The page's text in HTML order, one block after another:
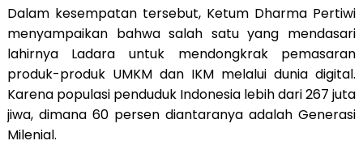
Dalam kesempatan tersebut, Ketum Dharma Pertiwi
menyampaikan bahwa salah satu yang mendasari
lahirnya Ladara untuk mendongkrak pemasaran
produk-produk UMKM dan IKM melalui dunia digital.
Karena populasi penduduk Indonesia lebih dari 267 juta
jiwa, dimana 60 persen diantaranya adalah Generasi
Milenial.